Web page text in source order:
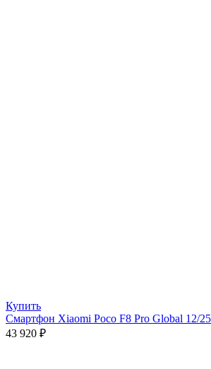
Купить
Смартфон Xiaomi Poco F8 Pro Global 12/
43 920 ₽